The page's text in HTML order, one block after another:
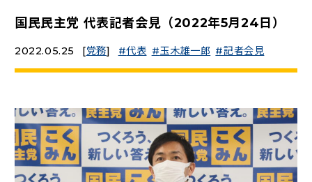
こくみんうさぎの部屋
参加・サポート
TEAMこくみんうさぎ（新しいタブで開く）
こくみんオンラインスクール（新しいタブで開く）
国民民主党学生部（新しいタブで開く）
国民民主党 代表記者会見（2022年5月24日）
2022.05.25 [党務] 代表 玉木雄一郎 記者会見